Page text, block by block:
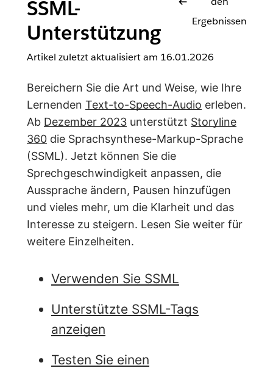
SSML-
Unterstützung
Ergebnissen
Artikel zuletzt aktualisiert am 16.01.2026
Bereichern Sie die Art und Weise, wie Ihre
Lernenden Text-to-Speech-Audio erleben.
Ab Dezember 2023 unterstützt Storyline
360 die Sprachsynthese-Markup-Sprache
(SSML). Jetzt können Sie die
Sprechgeschwindigkeit anpassen, die
Aussprache ändern, Pausen hinzufügen
und vieles mehr, um die Klarheit und das
Interesse zu steigern. Lesen Sie weiter für
weitere Einzelheiten.
Verwenden Sie SSML
Unterstützte SSML-Tags
anzeigen
Testen Sie einen